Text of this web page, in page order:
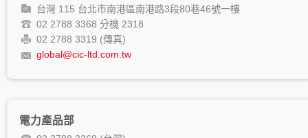
台灣 115 台北市南港區南港路3段80巷46號一樓
02 2788 3368 分機 2318
02 2788 3319 (傳真)
global@cic-ltd.com.tw
電力產品部